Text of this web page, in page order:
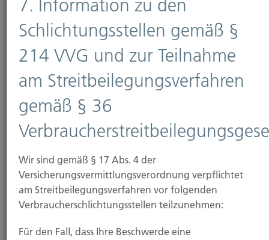
7. Information zu den
Schlichtungsstellen gemäß §
214 VVG und zur Teilnahme
am Streitbeilegungsverfahren
gemäß § 36
Wir sind gemäß § 17 Abs. 4 der
Versicherungsvermittlungsverordnung verpflichtet
am Streitbeilegungsverfahren vor folgenden
Verbraucherschlichtungsstellen teilzunehmen:
Für den Fall, dass Ihre Beschwerde eine